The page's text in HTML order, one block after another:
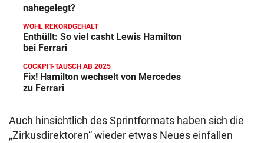
nahegelegt?
WOHL REKORDGEHALT
Enthüllt: So viel casht Lewis Hamilton
bei Ferrari
COCKPIT-TAUSCH AB 2025
Fix! Hamilton wechselt von Mercedes
zu Ferrari
Auch hinsichtlich des Sprintformats haben sich die
„Zirkusdirektoren“ wieder etwas Neues einfallen